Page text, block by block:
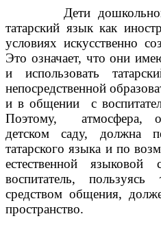
Дети дошкольного
татарский язык как
условиях искусственно
Это означает, что они
и использовать
непосредственной
и в общении с
Поэтому, атмосфера,
детском саду, должна
татарского языка и по
естественной
воспитатель,
средством общения,
пространство.